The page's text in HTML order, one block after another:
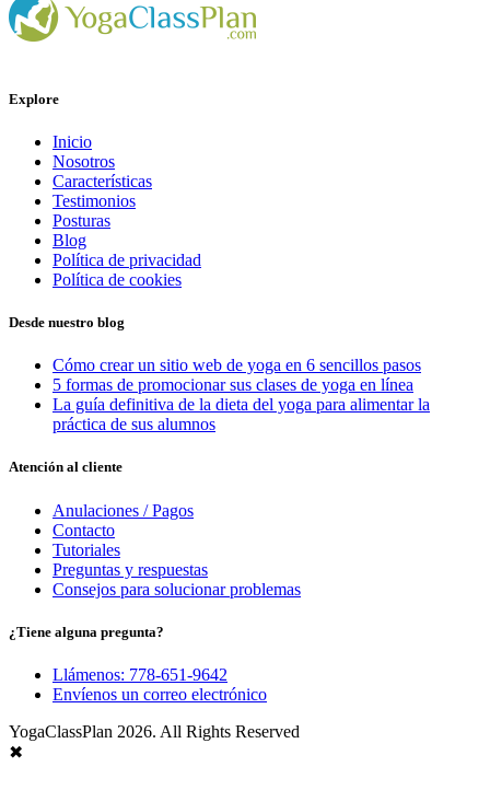
Explore
Inicio
Nosotros
Características
Testimonios
Posturas
Blog
Política de privacidad
Política de cookies
Desde nuestro blog
Cómo crear un sitio web de yoga en 6 sencillos pasos
5 formas de promocionar sus clases de yoga en línea
La guía definitiva de la dieta del yoga para alimentar la
práctica de sus alumnos
Atención al cliente
Anulaciones / Pagos
Contacto
Tutoriales
Preguntas y respuestas
Consejos para solucionar problemas
¿Tiene alguna pregunta?
Llámenos: 778-651-9642
Envíenos un correo electrónico
YogaClassPlan 2026. All Rights Reserved
✖